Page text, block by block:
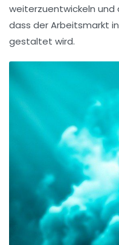
weiterzuentwickeln und
dass der Arbeitsmarkt
gestaltet wird.